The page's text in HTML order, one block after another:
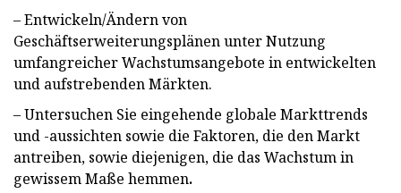
– Entwickeln/Ändern von
Geschäftserweiterungsplänen unter Nutzung
umfangreicher Wachstumsangebote in entwickelten
und aufstrebenden Märkten.
– Untersuchen Sie eingehende globale Markttrends
und -aussichten sowie die Faktoren, die den Markt
antreiben, sowie diejenigen, die das Wachstum in
gewissem Maße hemmen.